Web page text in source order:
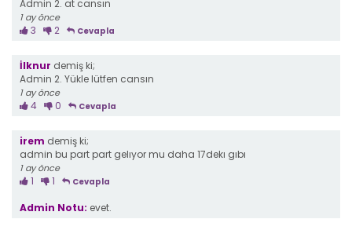
Admin 2. at cansın
1 ay önce
3 2 Cevapla
İlknur demiş ki;
Admin 2. Yükle lütfen cansın
1 ay önce
4 0 Cevapla
irem demiş ki;
admin bu part part gelıyor mu daha 17dekı gıbı
1 ay önce
1 1 Cevapla
Admin Notu: evet.